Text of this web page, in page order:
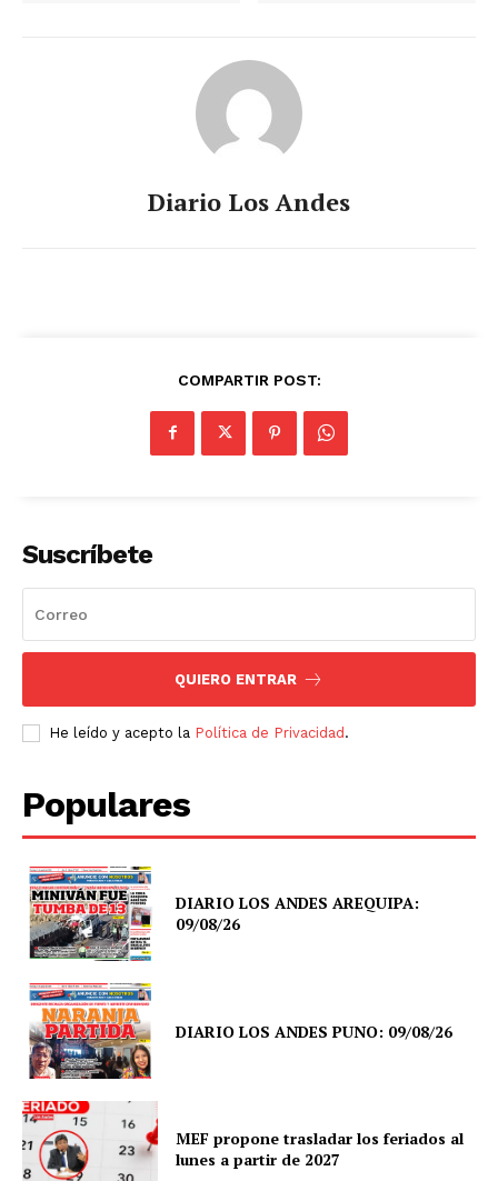
Diario Los Andes
COMPARTIR POST:
Suscríbete
QUIERO ENTRAR
He leído y acepto la Política de Privacidad.
Populares
DIARIO LOS ANDES AREQUIPA:
09/08/26
DIARIO LOS ANDES PUNO: 09/08/26
MEF propone trasladar los feriados al
lunes a partir de 2027